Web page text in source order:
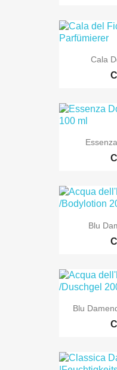
Cala
Blu
Blu